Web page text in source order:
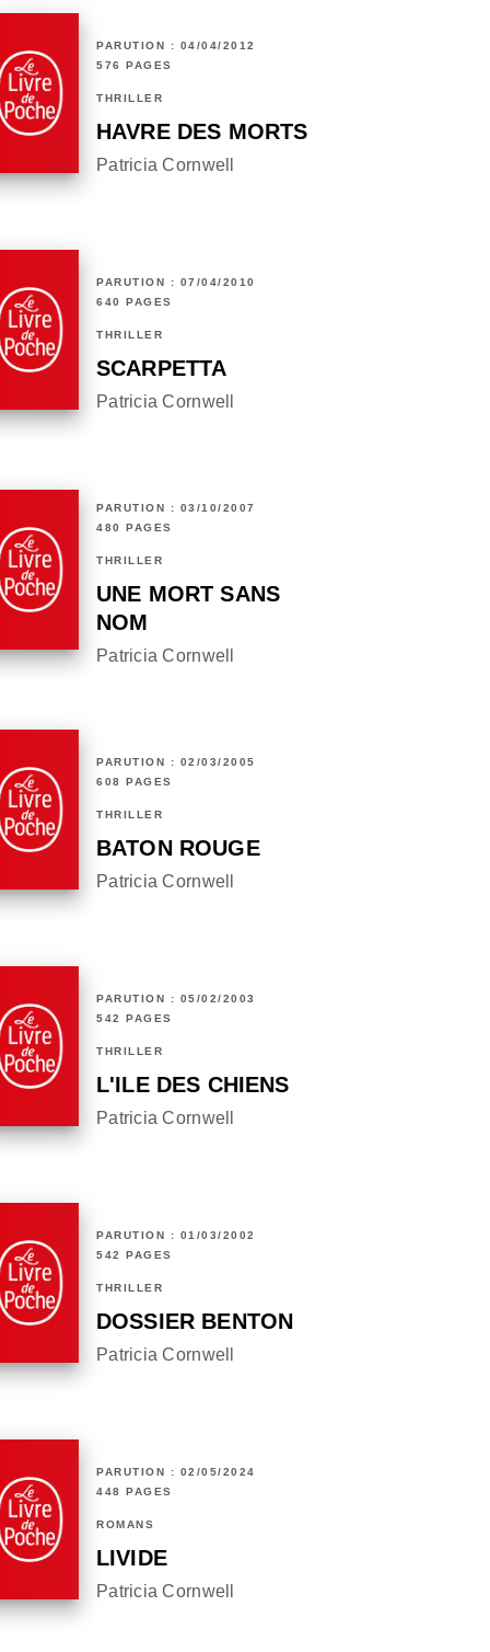
PARUTION : 04/04/2012
576 PAGES
THRILLER
HAVRE DES MORTS
Patricia Cornwell
PARUTION : 07/04/2010
640 PAGES
THRILLER
SCARPETTA
Patricia Cornwell
PARUTION : 03/10/2007
480 PAGES
THRILLER
UNE MORT SANS
NOM
Patricia Cornwell
PARUTION : 02/03/2005
608 PAGES
THRILLER
BATON ROUGE
Patricia Cornwell
PARUTION : 05/02/2003
542 PAGES
THRILLER
L'ILE DES CHIENS
Patricia Cornwell
PARUTION : 01/03/2002
542 PAGES
THRILLER
DOSSIER BENTON
Patricia Cornwell
PARUTION : 02/05/2024
448 PAGES
ROMANS
LIVIDE
Patricia Cornwell